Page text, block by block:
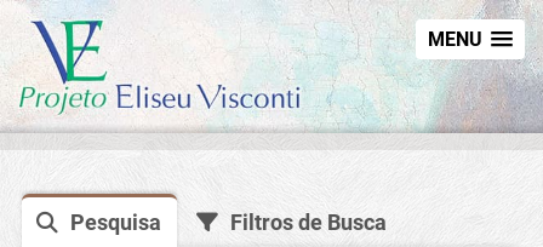
MENU
Pesquisa Filtros de Busca